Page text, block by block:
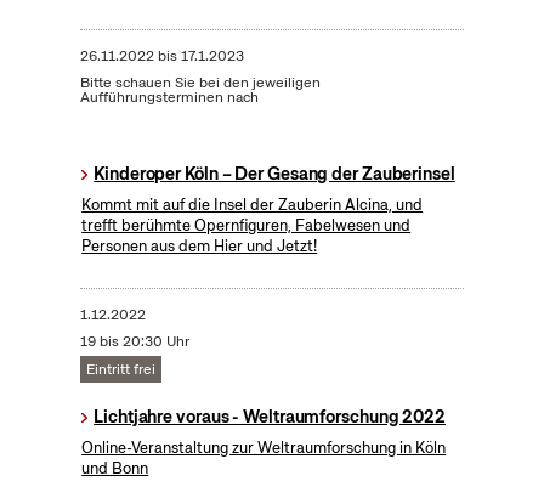
26.11.2022bis17.1.2023
Bitte schauen Sie bei den jeweiligen
Aufführungsterminen nach
Kinderoper Köln – Der Gesang der Zauberinsel
Kommt mit auf die Insel der Zauberin Alcina, und
trefft berühmte Opernfiguren, Fabelwesen und
Personen aus dem Hier und Jetzt!
1.12.2022
19 bis 20:30 Uhr
Eintritt frei
Lichtjahre voraus - Weltraumforschung 2022
Online-Veranstaltung zur Weltraumforschung in Köln
und Bonn